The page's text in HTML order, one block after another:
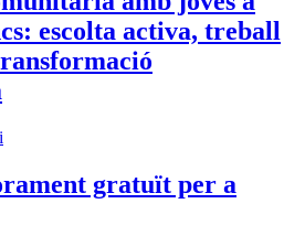
escolta activa, treball
gratuït per a